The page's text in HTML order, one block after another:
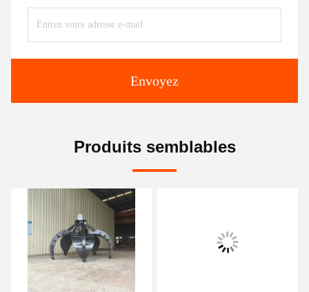
Envoyez
Produits semblables